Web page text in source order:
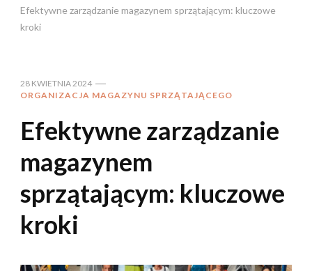
Efektywne zarządzanie magazynem sprzątającym: kluczowe
kroki
28 KWIETNIA 2024
ORGANIZACJA MAGAZYNU SPRZĄTAJĄCEGO
Efektywne zarządzanie
magazynem
sprzątającym: kluczowe
kroki